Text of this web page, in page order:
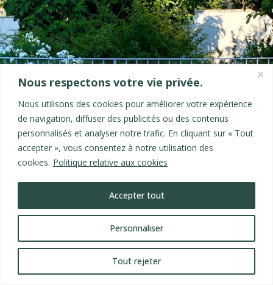
Nous respectons votre vie privée.
Nous utilisons des cookies pour améliorer votre expérience
de navigation, diffuser des publicités ou des contenus
personnalisés et analyser notre trafic. En cliquant sur « Tout
accepter », vous consentez à notre utilisation des
cookies. Politique relative aux cookies
Personnaliser
Tout rejeter
Accepter tout